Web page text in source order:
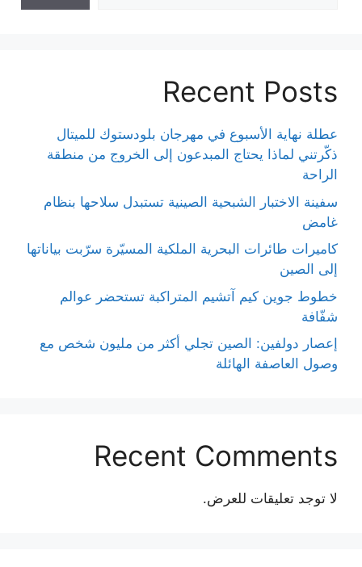
Recent Posts
عطلة نهاية الأسبوع في مهرجان بلودستوك للميتال
ذكّرتني لماذا يحتاج المبدعون إلى الخروج من منطقة
الراحة
سفينة الاختبار الشبحية الصينية تستبدل سلاحها بنظام
غامض
كاميرات طائرات البحرية الملكية المسيّرة سرّبت بياناتها
إلى الصين
خطوط جوين كيم آتشيم المتراكبة تستحضر عوالم
شفّافة
إعصار دولفين: الصين تجلي أكثر من مليون شخص مع
وصول العاصفة الهائلة
Recent Comments
لا توجد تعليقات للعرض.